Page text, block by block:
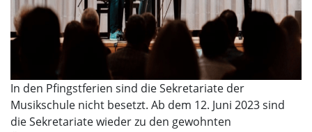
In den Pfingstferien sind die Sekretariate der
Musikschule nicht besetzt. Ab dem 12. Juni 2023 sind
die Sekretariate wieder zu den gewohnten